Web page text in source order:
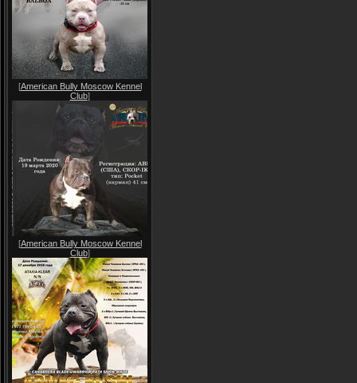
[American Bully Moscow Kennel
Club]
[American Bully Moscow Kennel
Club]